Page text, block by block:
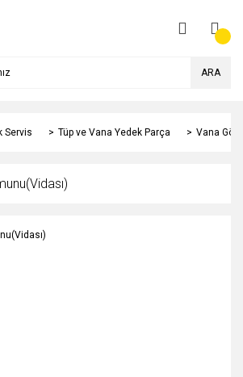
ARA
Servis Tüp ve Vana Yedek Parça Vana